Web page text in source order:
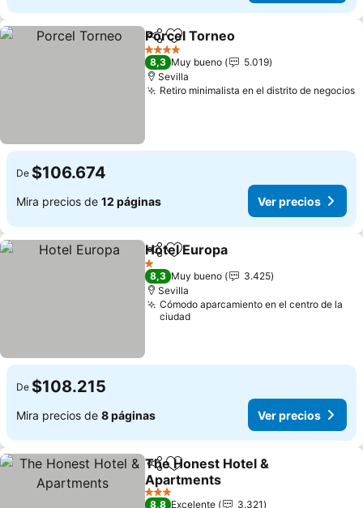
CompartirAgregar a favoritos
Porcel Torneo
4 Estrellas
8,3 Muy bueno
5.019
Sevilla
Retiro minimalista en el distrito de negocios
De $106.674
Mira precios de 12 páginas Ver precios
CompartirAgregar a favoritos
Hotel Europa
1 Estrellas
8,3 Muy bueno
3.425
Sevilla
Cómodo aparcamiento en el centro de la
ciudad
De $108.215
Mira precios de 8 páginas Ver precios
Compartir
Agregar a favoritos
The Honest Hotel &
Apartments
Ver precios
3 Estrellas
8,8 Excelente 3.321